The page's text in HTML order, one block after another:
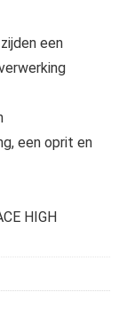
een
een oprit en
HIGH